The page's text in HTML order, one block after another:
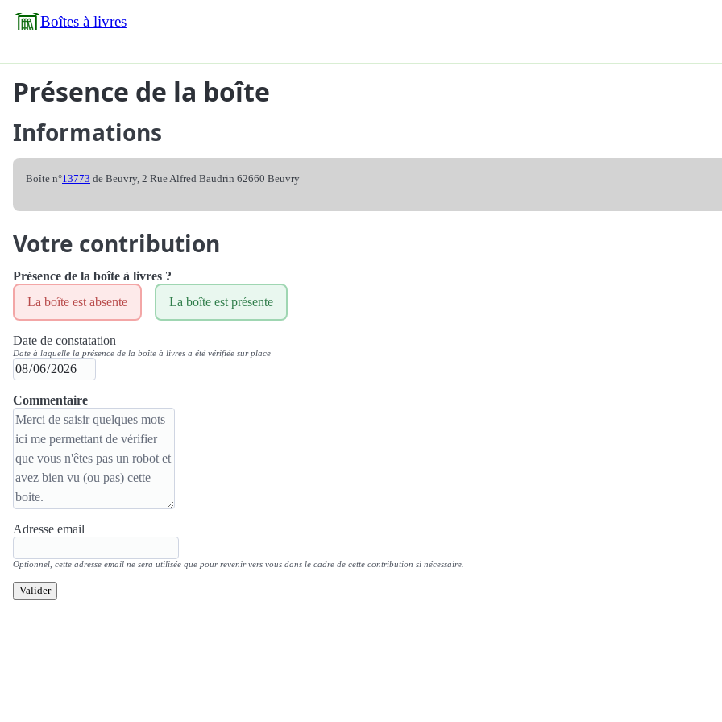
Boîtes à livres
Présence de la boîte
Informations
Boîte n°13773 de Beuvry, 2 Rue Alfred Baudrin 62660 Beuvry
Votre contribution
Présence de la boîte à livres ?
La boîte est absente
La boîte est présente
Date de constatation
Date à laquelle la présence de la boîte à livres a été vérifiée sur place
Commentaire
Adresse email
Optionnel, cette adresse email ne sera utilisée que pour revenir vers vous dans le cadre de cette contribution si nécessaire.
Valider